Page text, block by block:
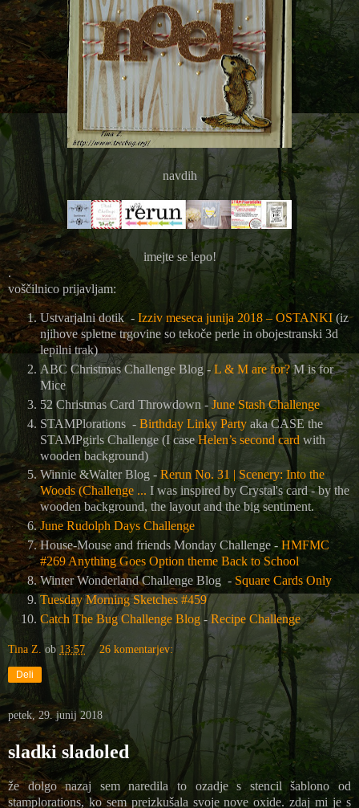
navdih
imejte se lepo!
.
voščilnico prijavljam:
Ustvarjalni dotik - Izziv meseca junija 2018 – OSTANKI (iz
njihove spletne trgovine so tekoče perle in obojestranski 3d
lepilni trak)
ABC Christmas Challenge Blog -L & M are for?M is for
Mice
52 Christmas Card Throwdown - June Stash Challenge
STAMPlorations - Birthday Linky Party aka CASE the
STAMPgirls Challenge (I case Helen’s second card with
wooden background)
Winnie &Walter Blog - Rerun No. 31 | Scenery: Into the
Woods (Challenge ... I was inspired by Crystal's card - by the
wooden background, the layout and the big sentiment.
June Rudolph Days Challenge
House-Mouse and friends Monday Challenge - HMFMC
#269 Anything Goes Option theme Back to School
Winter Wonderland Challenge Blog - Square Cards Only
Tuesday Morning Sketches #459
Catch The Bug Challenge Blog -Recipe Challenge
Tina Z. ob 13:57 26 komentarjev:
Deli
petek, 29. junij 2018
sladki sladoled
že dolgo nazaj sem naredila to ozadje s stencil šablono od
stamplorations, ko sem preizkušala svoje nove oxide. zdaj mi je s